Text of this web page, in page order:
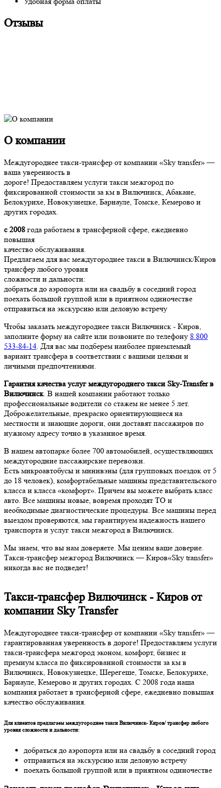
Отзывы
О компании
Междугороднее такси-трансфер от компании «Sky transfer» —
ваша уверенность в
дороге! Предоставляем услуги такси межгород по
фиксированной стоимости за км в Вилючинск, Абакане,
Белокурихе, Новокузнецке, Барнауле, Томске, Кемерово и
других городах.
с 2008 года работаем в трансферной сфере, ежедневно
повышая
качество обслуживания.
Предлагаем для вас междугороднее такси в Вилючинск/Киров
трансфер любого уровня
сложности и дальности:
добраться до аэропорта или на свадьбу в соседний город
поехать большой группой или в приятном одиночестве
отправиться на экскурсию или деловую встречу
Чтобы заказать междугороднее такси Вилючинск - Киров,
заполните форму на сайте или позвоните по телефону 8 800
533-84-14. Для вас мы подберем наиболее приемлемый
вариант трансфера в соответствии с вашими целями и
личными предпочтениями.
Гарантия качества услуг междугороднего такси Sky-Transfer в
Вилючинск. В нашей компании работают только
профессиональные водители со стажем не менее 5 лет.
Доброжелательные, прекрасно ориентирующиеся на
местности и знающие дороги, они доставят пассажиров по
нужному адресу точно в указанное время.
В нашем автопарке более 700 автомобилей, осуществляющих
междугородние пассажирские перевозки.
Есть микроавтобусы и минивэны (для групповых поездок от 5
до 18 человек), комфортабельные машины представительского
класса и класса «комфорт». Причем вы можете выбрать класс
авто. Все машины новые, вовремя проходят ТО и
необходимые диагностические процедуры. Все машины перед
выездом проверяются, мы гарантируем надежность нашего
транспорта и услуг такси межгород в Вилючинск.
Мы знаем, что вы нам доверяете. Мы ценим ваше доверие.
Такси-трансфер межгород Вилючинск — Киров«Sky transfer»
никогда вас не подведет!
Такси-трансфер Вилючинск - Киров от
компании Sky Transfer
Междугороднее такси-трансфер от компании «Sky transfer» —
гарантированная уверенность в дороге! Предоставляем услуги
такси-трансфера межгород эконом, комфорт, бизнес и
премиум класса по фиксированной стоимости за км в
Вилючинск, Новокузнецке, Шерегеше, Томске, Белокурихе,
Барнауле, Кемерово и других городах. С 2008 года наша
компания работает в трансферной сфере, ежедневно повышая
качество обслуживания.
Для клиентов предлагаем междугороднее такси Вилючинск- Киров/ трансфер любого
уровня сложности и дальности:
добраться до аэропорта или на свадьбу в соседний город
отправиться на экскурсию или деловую встречу
поехать большой группой или в приятном одиночестве